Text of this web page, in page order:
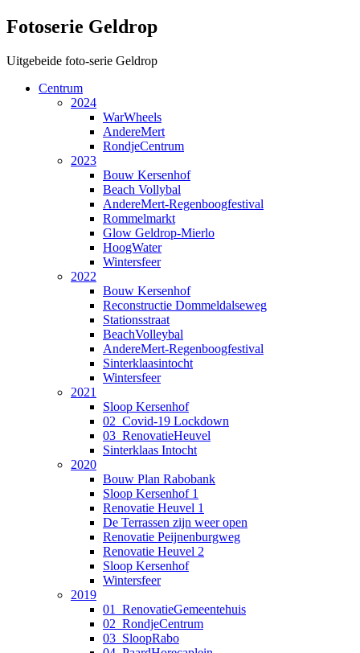
Fotoserie Geldrop
Uitgebeide foto-serie Geldrop
Centrum
2024
WarWheels
AndereMert
RondjeCentrum
2023
Bouw Kersenhof
Beach Vollybal
AndereMert-Regenboogfestival
Rommelmarkt
Glow Geldrop-Mierlo
HoogWater
Wintersfeer
2022
Bouw Kersenhof
Reconstructie Dommeldalseweg
Stationsstraat
BeachVolleybal
AndereMert-Regenboogfestival
Sinterklaasintocht
Wintersfeer
2021
Sloop Kersenhof
02_Covid-19 Lockdown
03_RenovatieHeuvel
Sinterklaas Intocht
2020
Bouw Plan Rabobank
Sloop Kersenhof 1
Renovatie Heuvel 1
De Terrassen zijn weer open
Renovatie Peijnenburgweg
Renovatie Heuvel 2
Sloop Kersenhof
Wintersfeer
2019
01_RenovatieGemeentehuis
02_RondjeCentrum
03_SloopRabo